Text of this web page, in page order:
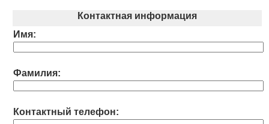
Контактная информация
Имя:
Фамилия:
Контактный телефон: